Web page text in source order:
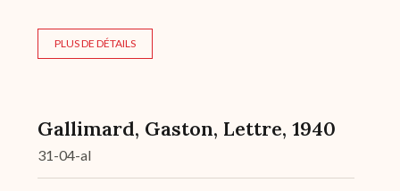
PLUS DE DÉTAILS
Gallimard, Gaston, Lettre, 1940
31-04-al